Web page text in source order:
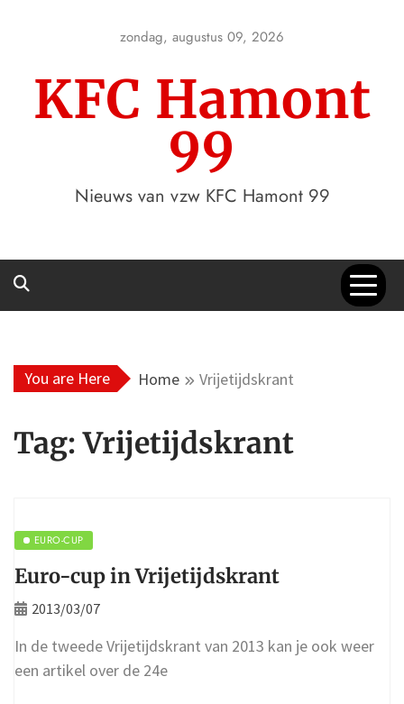
zondag, augustus 09, 2026
KFC Hamont
99
Nieuws van vzw KFC Hamont 99
You are Here Home Vrijetijdskrant
Tag:Vrijetijdskrant
EURO-CUP
Euro-cup in Vrijetijdskrant
2013/03/07
In de tweede Vrijetijdskrant van 2013 kan je ook weer
een artikel over de 24e